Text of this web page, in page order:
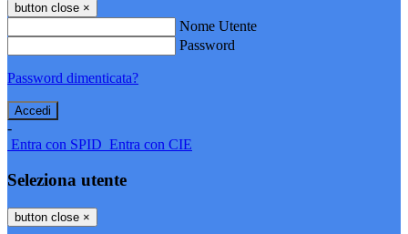
button close ×
Nome Utente
Password
Password dimenticata?
-
Entra con SPID Entra con CIE
Seleziona utente
button close ×